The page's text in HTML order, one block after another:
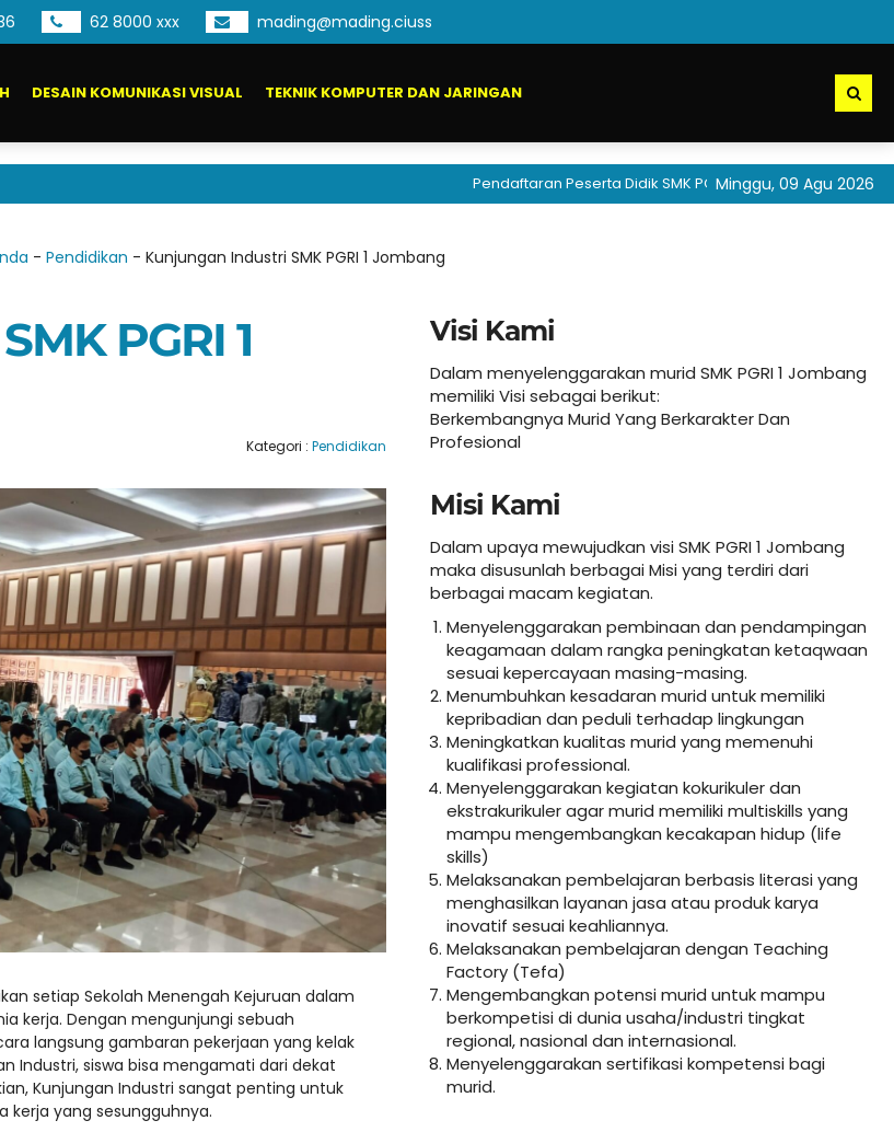
62 8000 xxx mading@mading.ciuss
DESAIN KOMUNIKASI VISUAL TEKNIK KOMPUTER DAN JARINGAN
Minggu, 09 Agu 2026
Pendaftaran Peserta Didik SMK PGRI 1 Jombang akan segera
- Pendidikan - Kunjungan Industri SMK PGRI 1 Jombang
PGRI 1
Kategori :Pendidikan
setiap Sekolah Menengah Kejuruan dalam
kerja. Dengan mengunjungi sebuah
langsung gambaran pekerjaan yang kelak
Industri, siswa bisa mengamati dari dekat
Kunjungan Industri sangat penting untuk
kerja yang sesungguhnya.
Visi Kami
Dalam menyelenggarakan murid SMK PGRI 1 Jombang
memiliki Visi sebagai berikut:
Berkembangnya Murid Yang Berkarakter Dan
Profesional
Misi Kami
Dalam upaya mewujudkan visi SMK PGRI 1 Jombang
maka disusunlah berbagai Misi yang terdiri dari
berbagai macam kegiatan.
Menyelenggarakan pembinaan dan pendampingan
keagamaan dalam rangka peningkatan ketaqwaan
sesuai kepercayaan masing-masing.
Menumbuhkan kesadaran murid untuk memiliki
kepribadian dan peduli terhadap lingkungan
Meningkatkan kualitas murid yang memenuhi
kualifikasi professional.
Menyelenggarakan kegiatan kokurikuler dan
ekstrakurikuler agar murid memiliki multiskills yang
mampu mengembangkan kecakapan hidup (life
skills)
Melaksanakan pembelajaran berbasis literasi yang
menghasilkan layanan jasa atau produk karya
inovatif sesuai keahliannya.
Melaksanakan pembelajaran dengan Teaching
Factory (Tefa)
Mengembangkan potensi murid untuk mampu
berkompetisi di dunia usaha/industri tingkat
regional, nasional dan internasional.
Menyelenggarakan sertifikasi kompetensi bagi
murid.